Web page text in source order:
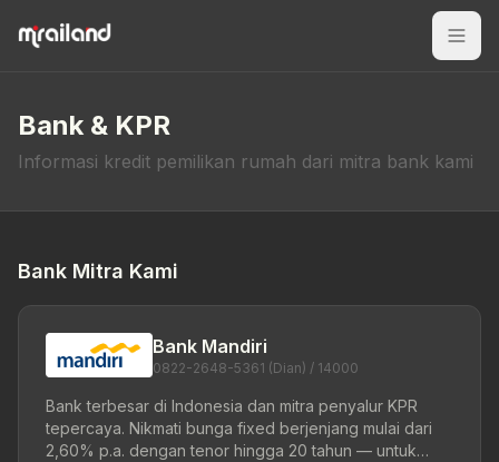
Bank & KPR
Informasi kredit pemilikan rumah dari mitra bank kami
Bank Mitra Kami
Bank Mandiri
0822-2648-5361 (Dian) / 14000
Bank terbesar di Indonesia dan mitra penyalur KPR
tepercaya. Nikmati bunga fixed berjenjang mulai dari
2,60% p.a. dengan tenor hingga 20 tahun — untuk